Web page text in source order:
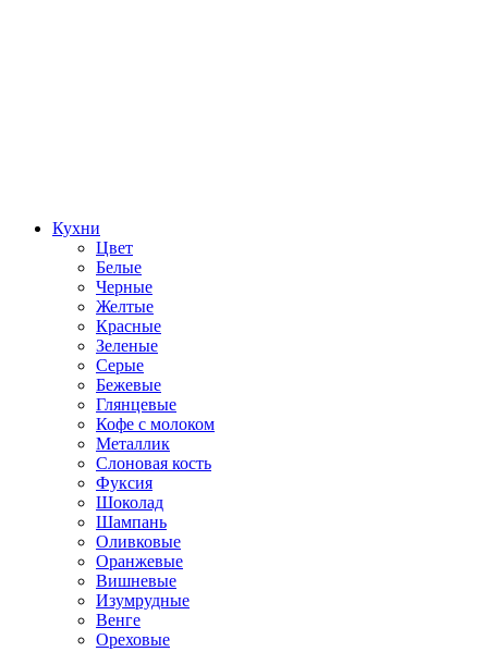
Кухни
Цвет
Белые
Черные
Желтые
Красные
Зеленые
Серые
Бежевые
Глянцевые
Кофе с молоком
Металлик
Слоновая кость
Фуксия
Шоколад
Шампань
Оливковые
Оранжевые
Вишневые
Изумрудные
Венге
Ореховые